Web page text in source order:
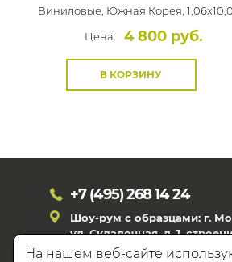
Виниловые, Южная Корея,
Цена:
4 800 руб.
В КОРЗИНУ
+7 (495)268 14 24
Шоу-рум с образцами: г.
ул. Складочная, д. 1,
На нашем веб-сайте